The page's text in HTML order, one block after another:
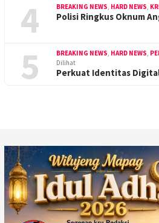
4 BREAKING NEWS, HARD NEWS,
Polisi Ringkus Oknum
5 BREAKING NEWS, HARD NEWS,
Dilihat
Perkuat Identitas